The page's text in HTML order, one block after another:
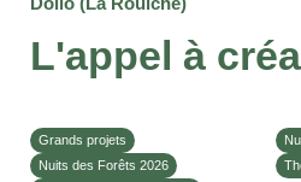
L'appel à
Grands projets
Nuits des Forêts 2026